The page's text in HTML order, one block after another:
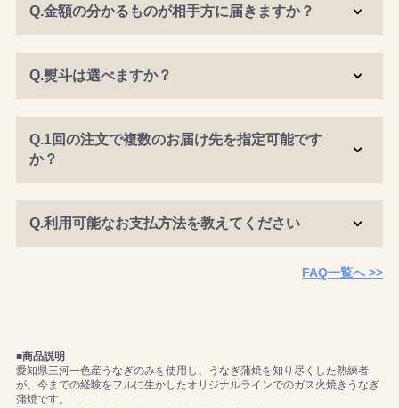
Q.金額の分かるものが相手方に届きますか？
Q.熨斗は選べますか？
Q.1回の注文で複数のお届け先を指定可能です
か？
Q.利用可能なお支払方法を教えてください
FAQ一覧へ >>
■商品説明
愛知県三河一色産うなぎのみを使用し、うなぎ蒲焼を知り尽くした熟練者
が、今までの経験をフルに生かしたオリジナルラインでのガス火焼きうなぎ
蒲焼です。